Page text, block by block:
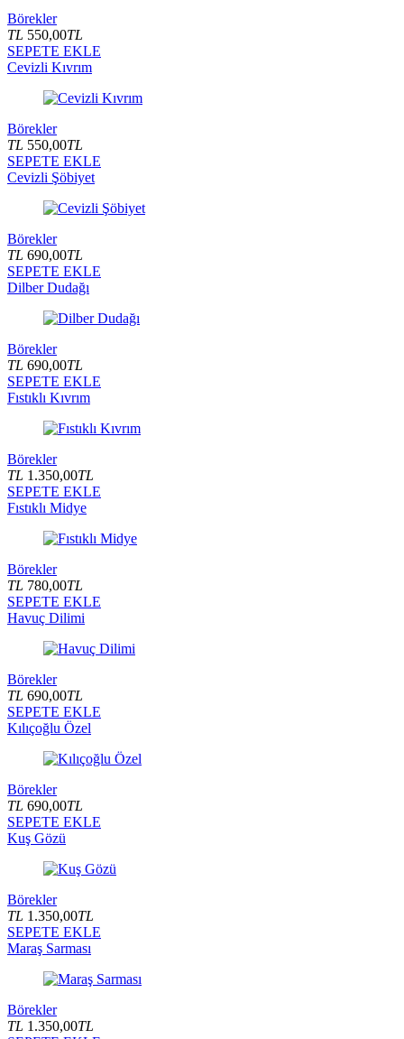
Börekler
TL 550,00TL
SEPETE EKLE
Cevizli Kıvrım
Börekler
TL 550,00TL
SEPETE EKLE
Cevizli Şöbiyet
Börekler
TL 690,00TL
SEPETE EKLE
Dilber Dudağı
Börekler
TL 690,00TL
SEPETE EKLE
Fıstıklı Kıvrım
Börekler
TL 1.350,00TL
SEPETE EKLE
Fıstıklı Midye
Börekler
TL 780,00TL
SEPETE EKLE
Havuç Dilimi
Börekler
TL 690,00TL
SEPETE EKLE
Kılıçoğlu Özel
Börekler
TL 690,00TL
SEPETE EKLE
Kuş Gözü
Börekler
TL 1.350,00TL
SEPETE EKLE
Maraş Sarması
Börekler
TL 1.350,00TL